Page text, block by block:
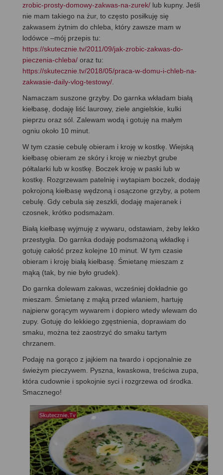
zrobic-prosty-domowy-zakwas-na-zurek/ lub kupny. Jeśli
nie mam takiego na żur, to często posiłkuję się
zakwasem żytnim do chleba, który zawsze mam w
lodówce –mój przepis tu:
https://skutecznie.tv/2011/09/jak-zrobic-zakwas-do-
pieczenia-chleba/ oraz tu:
https://skutecznie.tv/2018/05/praca-w-domu-i-chleb-na-
zakwasie-daily-vlog-testowy/
Namaczam suszone grzyby. Do garnka wkładam białą
kiełbasę, dodaję liść laurowy, ziele angielskie, kulki
pieprzu oraz sól. Zalewam wodą i gotuję na małym
ogniu około 10 minut.
W tym czasie cebulę obieram i kroję w kostkę. Wiejską
kiełbasę obieram ze skóry i kroję w niezbyt grube
półtalarki lub w kostkę. Boczek kroję w paski lub w
kostkę. Rozgrzewam patelnię i wytapiam boczek, dodaję
pokrojoną kiełbasę wędzoną i osączone grzyby, a potem
cebulę. Gdy cebula się zeszkli, dodaję majeranek i
czosnek, krótko podsmażam.
Białą kiełbasę wyjmuję z wywaru, odstawiam, żeby lekko
przestygła. Do garnka dodaję podsmażoną wkładkę i
gotuję całość przez kolejne 10 minut. W tym czasie
obieram i kroję białą kiełbasę. Śmietanę mieszam z
mąką (tak, by nie było grudek).
Do garnka dolewam zakwas, wcześniej dokładnie go
mieszam. Śmietanę z mąką przed wlaniem, hartuję
najpierw gorącym wywarem i dopiero wtedy wlewam do
zupy. Gotuję do lekkiego zgęstnienia, doprawiam do
smaku, można też zaostrzyć do smaku tartym
chrzanem.
Podaję na gorąco z jajkiem na twardo i opcjonalnie ze
świeżym pieczywem. Pyszna, kwaskowa, treściwa zupa,
która cudownie i spokojnie syci i rozgrzewa od środka.
Smacznego!